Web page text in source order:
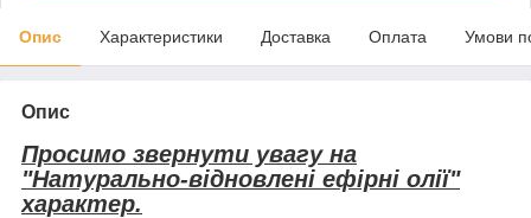
Опис Характеристики Доставка Оплата Умови
Опис
Просимо звернути увагу на
"Натурально-відновлені ефірні олії"
характер.